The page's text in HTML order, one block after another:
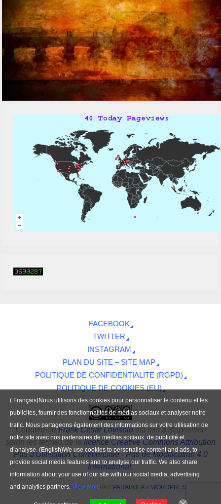
FACEBOOK
TWITTER
INSTAGRAM
PLAN DU SITE – SITE MAP
POLITIQUE DE CONFIDENTIALITÉ (RGPD)
POLITIQUE DE COOKIES (EU)
L'oeuvredeFrank César Lovisoloest mis à disposition
selon les termes de lalicence Creative Commons Attribution
Pas d'Utilisation Commerciale - Pas de Modification 4.0
International.
FIÈREMENT PROPULSÉ PAR PARABOLA& WORDPRESS.
( Français)Nous utilisons des cookies pour personnaliser le contenu et les
publicités, fournir des fonctionnalités de médias sociaux et analyser notre
trafic. Nous partageons également des informations sur votre utilisation de
notre site avec nos partenaires de médias sociaux, de publicité et
d’analyse. (English)We use cookies to personalise content and ads, to
provide social media features and to analyse our traffic. We also share
information about your use of our site with our social media, advertising
and analytics partners.View more